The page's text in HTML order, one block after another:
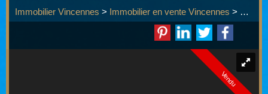
Immobilier Vincennes > Immobilier en vente Vincennes > Studio
Vendu